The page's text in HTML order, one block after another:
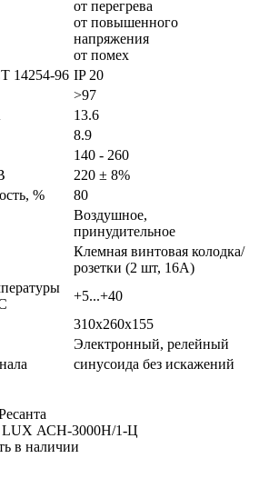
от перегрева
от повышенного
напряжения
от помех
14254-96 IP 20
>97
13.6
8.9
140 - 260
220 ± 8%
%
80
Воздушное,
принудительное
Клемная винтовая колодка/
розетки (2 шт, 16А)
+5...+40
310х260х155
Электронный, релейный
синусоида без искажений
LUX АСН-3000Н/1-Ц
в наличии